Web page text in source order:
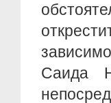
Саида